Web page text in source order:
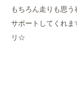
もちろん走りも思
サポートしてくれ
リ☆